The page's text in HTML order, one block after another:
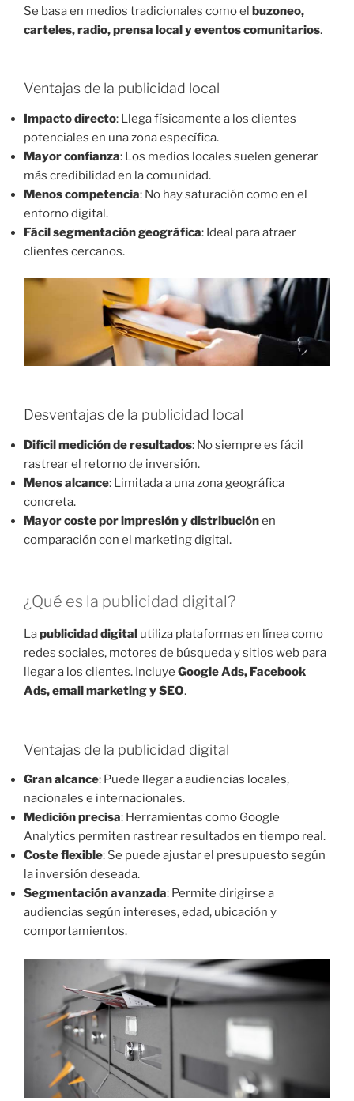
Se basa en medios tradicionales como el buzoneo,
carteles, radio, prensa local y eventos comunitarios.
Ventajas de la publicidad local
Impacto directo: Llega físicamente a los clientes
potenciales en una zona específica.
Mayor confianza: Los medios locales suelen generar
más credibilidad en la comunidad.
Menos competencia: No hay saturación como en el
entorno digital.
Fácil segmentación geográfica: Ideal para atraer
clientes cercanos.
Desventajas de la publicidad local
Difícil medición de resultados: No siempre es fácil
rastrear el retorno de inversión.
Menos alcance: Limitada a una zona geográfica
concreta.
Mayor coste por impresión y distribuciónen
comparación con el marketing digital.
¿Qué es la publicidad digital?
Lapublicidad digital utiliza plataformas en línea como
redes sociales, motores de búsqueda y sitios web para
llegar a los clientes. Incluye Google Ads, Facebook
Ads, email marketing y SEO.
Ventajas de la publicidad digital
Gran alcance: Puede llegar a audiencias locales,
nacionales e internacionales.
Medición precisa: Herramientas como Google
Analytics permiten rastrear resultados en tiempo real.
Coste flexible: Se puede ajustar el presupuesto según
la inversión deseada.
Segmentación avanzada: Permite dirigirse a
audiencias según intereses, edad, ubicación y
comportamientos.